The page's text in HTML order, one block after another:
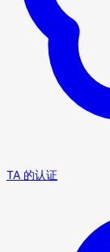
TA 的认证